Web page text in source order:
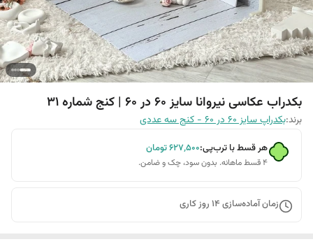
بکدراب عکاسی نیروانا سایز 60 در 60 | کنج شماره 31
برند:بکدراپ سایز 60 در 60 - کنج سه عددی
هر قسط با ترب‌پی:۶۲۷٬۵۰۰تومان
۴ قسط ماهانه. بدون سود، چک و ضامن.
زمان آماده‌سازی 14 روز کاری